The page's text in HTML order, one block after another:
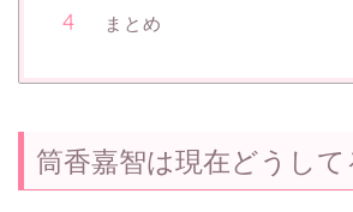
まとめ
筒香嘉智は現在どうして